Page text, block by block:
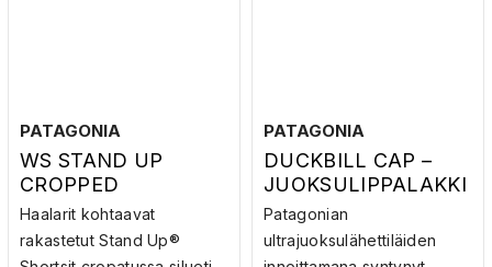
PATAGONIA
WS STAND UP
CROPPED
OVERALLS –
HAALARIT
Haalarit kohtaavat
rakastetut Stand Up®
PATAGONIA
DUCKBILL CAP –
JUOKSULIPPALAKKI
Patagonian
ultrajuoksulähettiläiden